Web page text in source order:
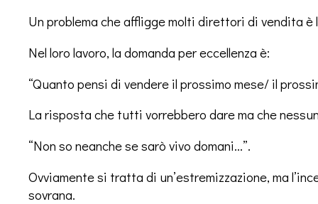
Un problema che affligge molti direttori di vendita è
Nel loro lavoro, la domanda per eccellenza è:
“Quanto pensi di vendere il prossimo mese/ il
La risposta che tutti vorrebbero dare ma che
“Non so neanche se sarò vivo domani…”.
Ovviamente si tratta di un’estremizzazione, ma
sovrana.